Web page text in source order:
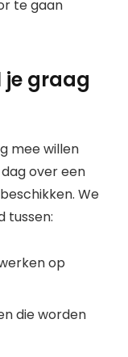
te gaan
je graag
mee willen
over een
We
tussen:
op
die worden